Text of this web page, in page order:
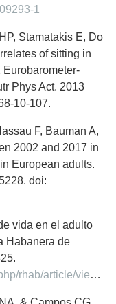
1
Stamatakis E, Do
of sitting in
Eurobarometer-
Phys Act. 2013
10-107.
F, Bauman A,
2002 and 2017 in
European adults.
doi:
vida en el adulto
Habanera de
article/view/2418